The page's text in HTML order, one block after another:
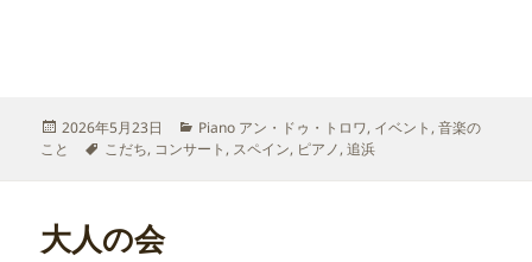
投
稿
2026年5月23日
カ
テ
Piano アン・ドゥ・トロワ, イベント ,音楽の
こと
タ
こだち, コンサート , スペイン, ピアノ,追浜
大人の会